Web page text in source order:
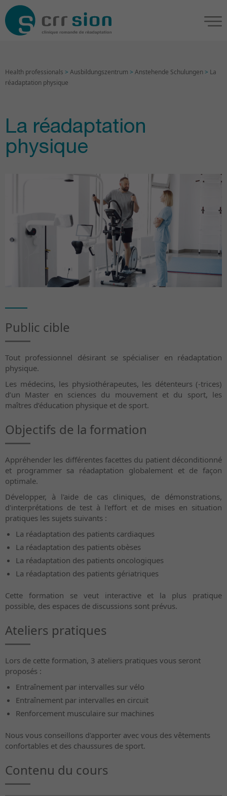
Health professionals > Ausbildungszentrum > Anstehende Schulungen> La
réadaptation physique
La réadaptation
physique
Public cible
Tout professionnel désirant se spécialiser en réadaptation
physique.
Les médecins, les physiothérapeutes, les détenteurs (-trices)
d’un Master en sciences du mouvement et du sport, les
maîtres d’éducation physique et de sport.
Objectifs de la formation
Appréhender les différentes facettes du patient déconditionné
et programmer sa réadaptation globalement et de façon
optimale.
Développer, à l'aide de cas cliniques, de démonstrations,
d'interprétations de test à l'effort et de mises en situation
pratiques les sujets suivants :
La réadaptation des patients cardiaques
La réadaptation des patients obèses
La réadaptation des patients oncologiques
La réadaptation des patients gériatriques
Cette formation se veut interactive et la plus pratique
possible, des espaces de discussions sont prévus.
Ateliers pratiques
Lors de cette formation, 3 ateliers pratiques vous seront
proposés :
Entraînement par intervalles sur vélo
Entraînement par intervalles en circuit
Renforcement musculaire sur machines
Nous vous conseillons d'apporter avec vous des vêtements
confortables et des chaussures de sport.
Contenu du cours